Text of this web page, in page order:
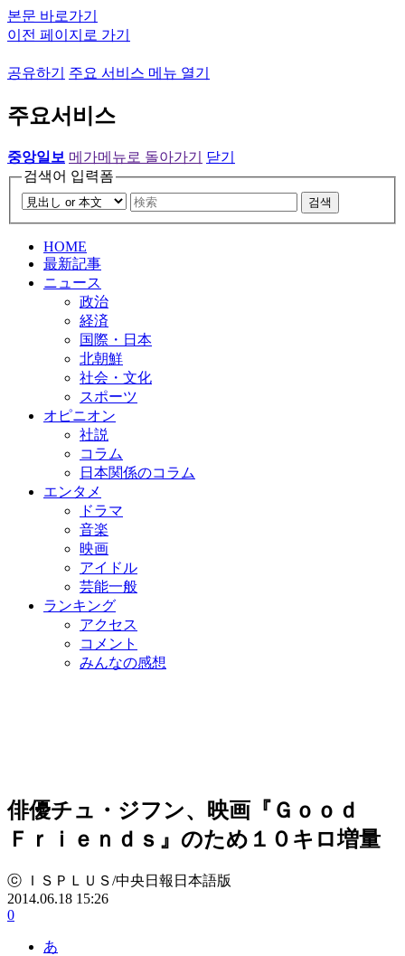
본문 바로가기
이전 페이지로 가기
공유하기 주요 서비스 메뉴 열기
주요서비스
중앙일보 메가메뉴로 돌아가기
닫기
검색어 입력폼
검색
HOME
最新記事
ニュース
政治
経済
国際・日本
北朝鮮
社会・文化
スポーツ
オピニオン
社説
コラム
日本関係のコラム
エンタメ
ドラマ
音楽
映画
アイドル
芸能一般
ランキング
アクセス
コメント
みんなの感想
俳優チュ・ジフン、映画『Ｇｏｏｄ
Ｆｒｉｅｎｄｓ』のため１０キロ増量
ⓒ ＩＳＰＬＵＳ/中央日報日本語版
2014.06.18 15:26
0
あ